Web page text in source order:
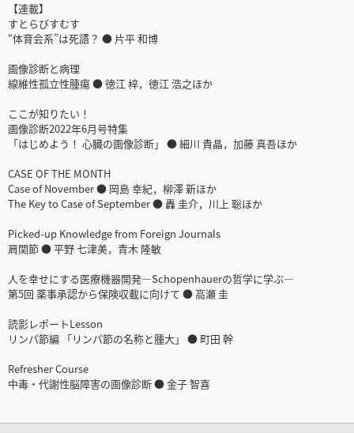
【連載】
すとらびすむす
“体育会系”は死語？ ● 片平 和博
画像診断と病理
線維性孤立性腫瘍 ● 徳江 梓，徳江 浩之ほか
ここが知りたい！
画像診断2022年6月号特集
「はじめよう！ 心臓の画像診断」 ● 細川 貴晶，加藤 真吾ほか
CASE OF THE MONTH
Case of November ● 岡島 幸紀，柳澤 新ほか
The Key to Case of September ● 轟 圭介，川上 聡ほか
Picked-up Knowledge from Foreign Journals
肩関節 ● 平野 七津美，青木 隆敏
人を幸せにする医療機器開発―Schopenhauerの哲学に学ぶ―
第5回 薬事承認から保険収載に向けて ● 高瀬 圭
読影レポートLesson
リンパ節編 「リンパ節の名称と腫大」 ● 町田 幹
Refresher Course
中毒・代謝性脳障害の画像診断 ● 金子 智喜